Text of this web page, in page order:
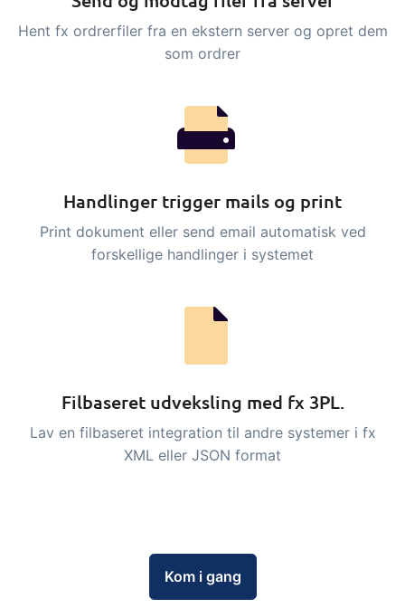
bæredygtig og certificeret
fødevarevirksomhed
B2B Commerce
B2B Commerce kan fungere som
B2B webshop for dine kunder
Tilføjelse
Opgaver & kontroller
ordrestyring - helt digitalt
Power Pack
Lav din egen opsætning af dokumenter
og labels, sidevisninger, dataudtræk,
rapporter og indlejrede dashboards!
og data med andre systemer og
Hent fx ordrerfiler fra en ekstern server og opret dem
som ordrer
Handlinger trigger mails og print
Print dokument eller send email automatisk ved
forskellige handlinger i systemet
Filbaseret udveksling med fx 3PL.
Lav en filbaseret integration til andre systemer i fx
XML eller JSON format
Kom i gang